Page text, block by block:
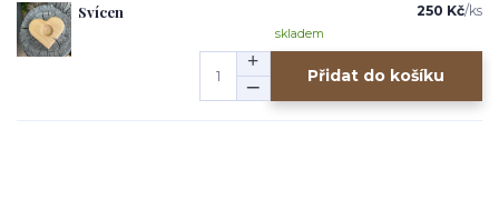
Svícen 250 Kč/ks
skladem
Přidat do košíku